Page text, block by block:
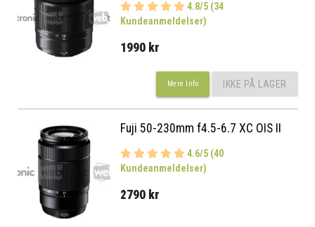
4.8/5 (34
Kundeanmeldelser)
1990 kr
Mere Info IKKE PÅ LAGER
Fuji 50-230mm f4.5-6.7 XC OIS II
4.6/5 (40
Kundeanmeldelser)
2790 kr